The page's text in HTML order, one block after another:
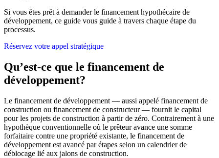
Si vous êtes prêt à demander le financement hypothécaire de
développement, ce guide vous guide à travers chaque étape du
processus.
Réservez votre appel stratégique
Qu’est-ce que le financement de
développement?
Le financement de développement — aussi appelé financement de
construction ou financement de constructeur — fournit le capital
pour les projets de construction à partir de zéro. Contrairement à une
hypothèque conventionnelle où le prêteur avance une somme
forfaitaire contre une propriété existante, le financement de
développement est avancé par étapes selon un calendrier de
déblocage lié aux jalons de construction.